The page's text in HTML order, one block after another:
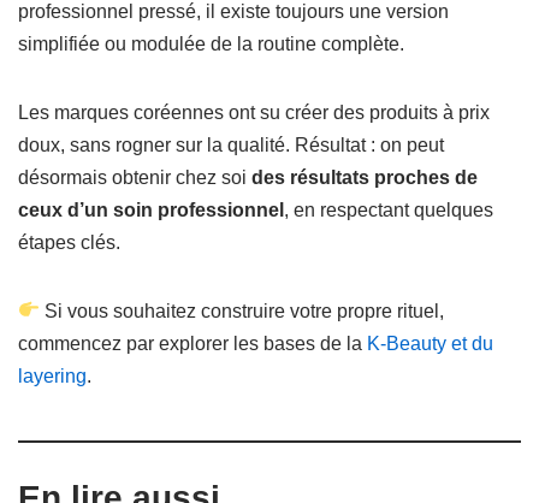
professionnel pressé, il existe toujours une version
simplifiée ou modulée de la routine complète.
Les marques coréennes ont su créer des produits à prix
doux, sans rogner sur la qualité. Résultat : on peut
désormais obtenir chez soi des résultats proches de
ceux d’un soin professionnel , en respectant quelques
étapes clés.
Si vous souhaitez construire votre propre rituel,
commencez par explorer les bases de la K-Beauty et du
layering.